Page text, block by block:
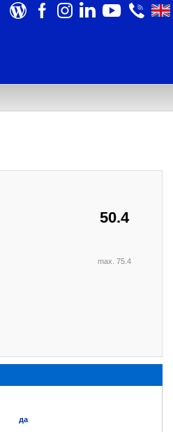
50.4
max. 75.4
да